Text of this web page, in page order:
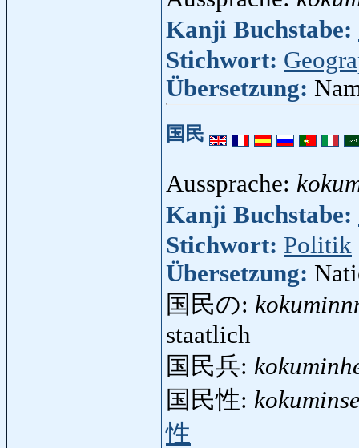
Kanji Buchstabe:
Stichwort:
Übersetzung:
国民
Aussprache:
Kanji Buchstabe:
Stichwort: Politik
Übersetzung:
国民の:
staatlich
国民兵:
国民性:
性